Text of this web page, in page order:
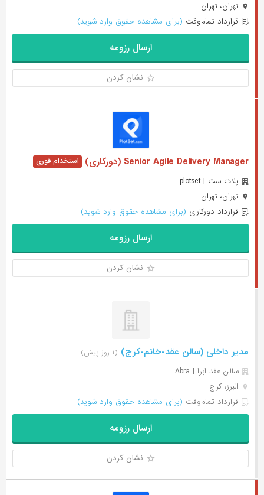
تهران، تهران
قرارداد تمام‌وقت (برای مشاهده حقوق وارد شوید)
ارسال رزومه
نشان کردن
Senior Agile Delivery Manager (دورکاری)
پلات ست | plotset
تهران، تهران
قرارداد دورکاری (برای مشاهده حقوق وارد شوید)
ارسال رزومه
نشان کردن
مدیر داخلی (سالن عقد-خانم-کرج) (۱ روز پیش)
سالن عقد ابرا | Abra
البرز، کرج
قرارداد تمام‌وقت (برای مشاهده حقوق وارد شوید)
ارسال رزومه
نشان کردن